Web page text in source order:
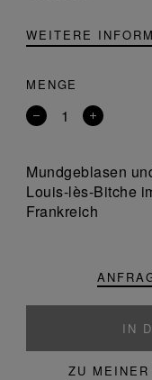
WEITERE
MENGE
Entfernen
Produkt
Ein
Mundgeblasen
Louis-lès-Bitche
Frankreich
IN
ZU